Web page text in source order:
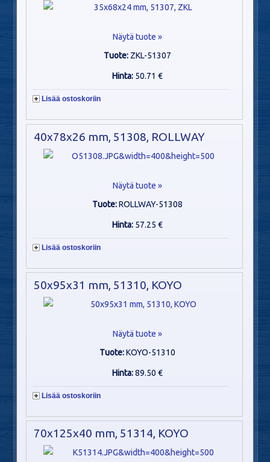
Näytä tuote »
Tuote: ZKL-51307
Hinta: 50.71 €
Lisää ostoskoriin
40x78x26 mm, 51308, ROLLWAY
Näytä tuote »
Tuote:ROLLWAY-51308
Hinta: 57.25 €
Lisää ostoskoriin
50x95x31 mm, 51310, KOYO
Näytä tuote »
Tuote:KOYO-51310
Hinta:89.50 €
Lisää ostoskoriin
70x125x40 mm, 51314, KOYO